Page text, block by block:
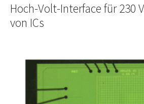
Hoch-Volt-Interface für 230
von ICs